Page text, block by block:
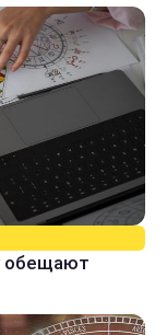
обещают